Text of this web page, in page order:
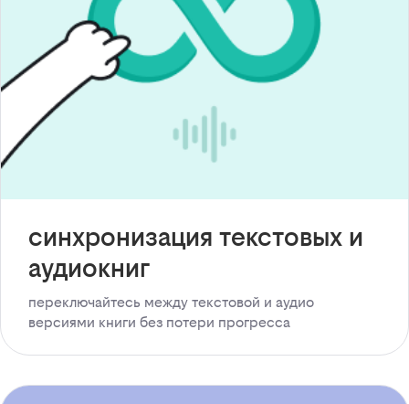
синхронизация текстовых и
аудиокниг
переключайтесь между текстовой и аудио
версиями книги без потери прогресса